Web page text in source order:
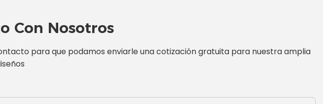
Con Nosotros
para que podamos enviarle una cotización gratuita para nuestra amplia